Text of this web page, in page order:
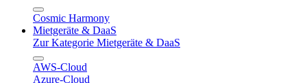
Cosmic Harmony
Mietgeräte & DaaS
Zur Kategorie Mietgeräte & DaaS
AWS-Cloud
Azure-Cloud